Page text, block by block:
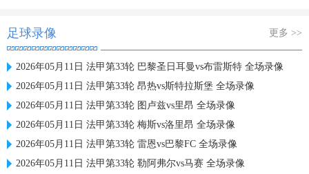
足球录像 更多 >>
2026年05月11日 法甲第33轮 巴黎圣日耳曼vs布雷斯特 全场录像
2026年05月11日 法甲第33轮 昂热vs斯特拉斯堡 全场录像
2026年05月11日 法甲第33轮 图卢兹vs里昂 全场录像
2026年05月11日 法甲第33轮 梅斯vs洛里昂 全场录像
2026年05月11日 法甲第33轮 雷恩vs巴黎FC 全场录像
2026年05月11日 法甲第33轮 勒阿弗尔vs马赛 全场录像